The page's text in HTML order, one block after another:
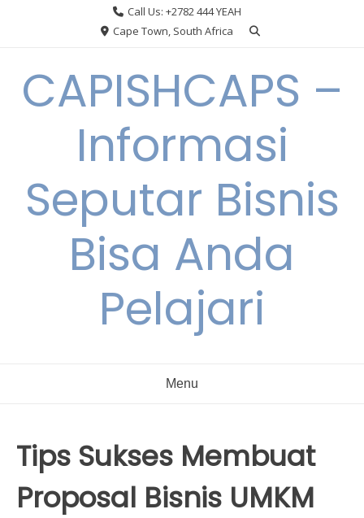
Call Us: +2782 444 YEAH
Cape Town, South Africa
CAPISHCAPS –
Informasi
Seputar Bisnis
Bisa Anda
Pelajari
Menu
Tips Sukses Membuat
Proposal Bisnis UMKM